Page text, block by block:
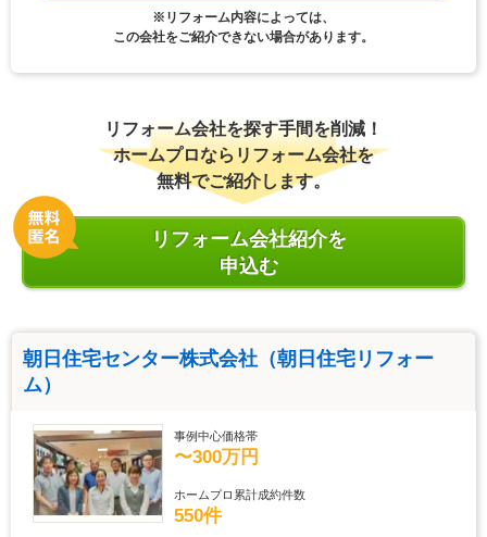
※リフォーム内容によっては、
この会社をご紹介できない場合があります。
リフォーム会社を探す手間を削減！
ホームプロならリフォーム会社を
無料でご紹介します。
リフォーム会社紹介を
申込む
朝日住宅センター株式会社（朝日住宅リフォー
ム）
事例中心価格帯
〜300万円
ホームプロ累計成約件数
550件